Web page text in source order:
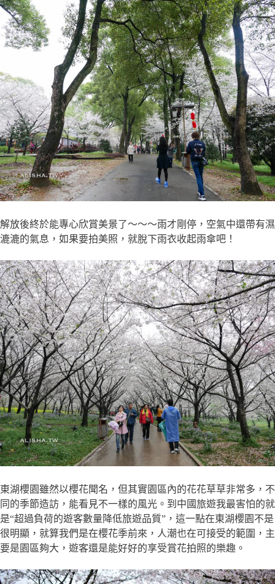
解放後終於能專心欣賞美景了～～～雨才剛停，空氣中還帶有濕
漉漉的氣息，如果要拍美照，就脫下雨衣收起雨傘吧！
東湖櫻園雖然以櫻花聞名，但其實園區內的花花草草非常多，不
同的季節造訪，能看見不一樣的風光。到中國旅遊我最害怕的就
是“超過負荷的遊客數量降低旅遊品質”，這一點在東湖櫻園不是
很明顯，就算我們是在櫻花季前來，人潮也在可接受的範圍，主
要是園區夠大，遊客還是能好好的享受賞花拍照的樂趣。